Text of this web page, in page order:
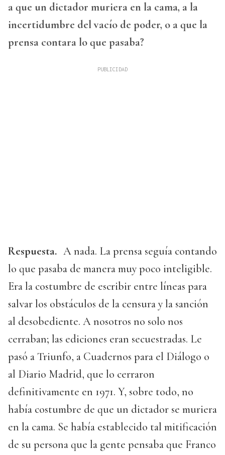
a que un dictador muriera en la cama, a la
incertidumbre del vacío de poder, o a que la
prensa contara lo que pasaba?
Respuesta. A nada. La prensa seguía contando
lo que pasaba de manera muy poco inteligible.
Era la costumbre de escribir entre líneas para
salvar los obstáculos de la censura y la sanción
al desobediente. A nosotros no solo nos
cerraban; las ediciones eran secuestradas. Le
pasó a Triunfo, a Cuadernos para el Diálogo o
al Diario Madrid, que lo cerraron
definitivamente en 1971. Y, sobre todo, no
había costumbre de que un dictador se muriera
en la cama. Se había establecido tal mitificación
de su persona que la gente pensaba que Franco